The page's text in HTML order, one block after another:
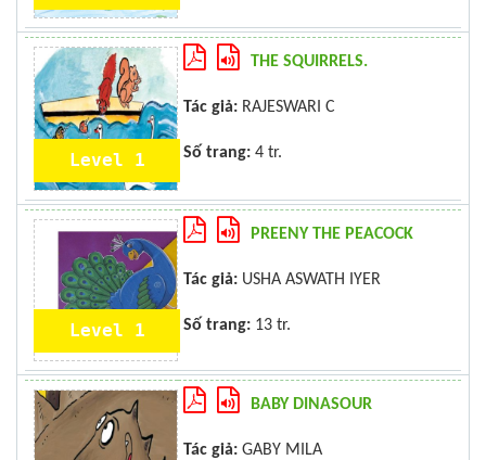
Level 1
THE SQUIRRELS.
Tác giả: RAJESWARI C
Số trang: 4 tr.
Level 1
PREENY THE PEACOCK
Tác giả: USHA ASWATH IYER
Số trang: 13 tr.
BABY DINASOUR
Tác giả: GABY MILA